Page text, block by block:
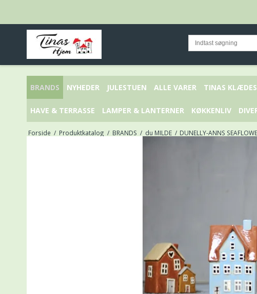
BRANDS NYHEDER JULESTUEN ALLE VARER TINAS
HAVE & TERRASSE LAMPER & LANTERNER KØKKENLIV
Forside / Produktkatalog / BRANDS / du MILDE / DUNELLY-ANNS